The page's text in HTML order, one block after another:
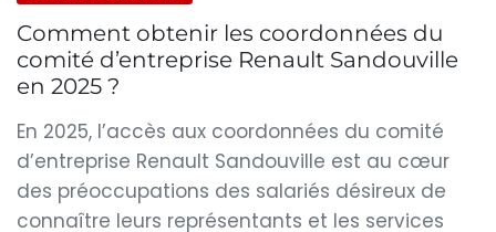
Comment obtenir les coordonnées du
comité d’entreprise Renault Sandouville
en 2025 ?
En 2025, l’accès aux coordonnées du comité
d’entreprise Renault Sandouville est au cœur
des préoccupations des salariés désireux de
connaître leurs représentants et les services